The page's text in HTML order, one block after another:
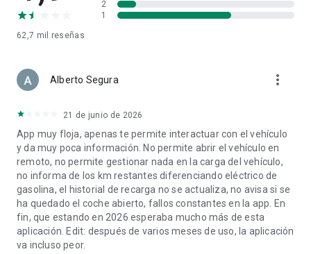
62,7 mil reseñas
2
1
Alberto Segura more_vert
21 de junio de 2026
App muy floja, apenas te permite interactuar con el vehículo
y da muy poca información. No permite abrir el vehículo en
remoto, no permite gestionar nada en la carga del vehículo,
no informa de los km restantes diferenciando eléctrico de
gasolina, el historial de recarga no se actualiza, no avisa si se
ha quedado el coche abierto, fallos constantes en la app. En
fin, que estando en 2026 esperaba mucho más de esta
aplicación. Edit: después de varios meses de uso, la aplicación
va incluso peor.